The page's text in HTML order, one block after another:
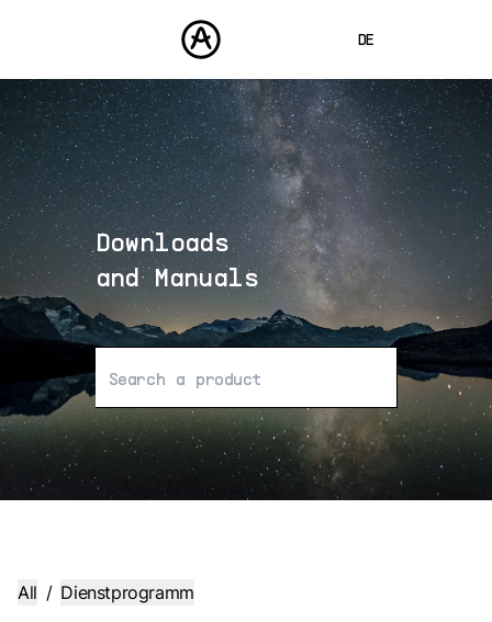
DE
ENGLISH
FRANÇAIS
ESPAÑOL
日本語
中文
PRODUKTE
SOUNDS
STORE
COMMUNITY
SUPPORT
Downloads
and Manuals
Keine Ergebnisse gefunden
All / Dienstprogramm